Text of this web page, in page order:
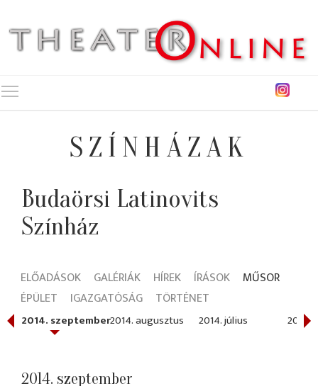
SZÍNHÁZAK
Budaörsi Latinovits
Színház
ELŐADÁSOK GALÉRIÁK HÍREK ÍRÁSOK
MŰSOR
ÉPÜLET
IGAZGATÓSÁG TÖRTÉNET
2014. szeptember2014. augusztus 2014. július 2014.
2014. szeptember